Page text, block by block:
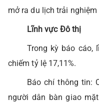
mở ra du lịch trải nghiệm
Lĩnh vực Đô thị
Trong kỳ báo cáo,
chiếm tỷ lệ 17,11%.
Báo chí thông tin:
người dân bàn giao